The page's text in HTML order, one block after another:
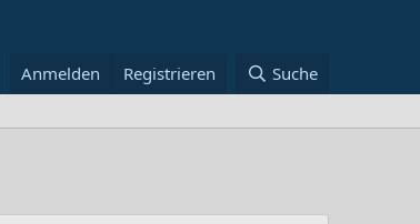
Anmelden Registrieren Suche